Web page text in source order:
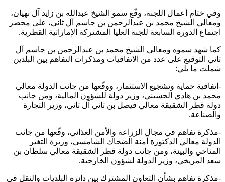
وفي ختام أعمال اللجنة، وقّع سمو الشيخ عبدالله بن زايد آل نهيان،
ومعالي الشيخ محمد بن عبدالرحمن بن جاسم آل ثاني، على محضر
اجتماع الدورة السابعة للجنة العليا المشتركة الإماراتية القطرية.
كما شهد سموه ومعالي الشيخ محمد بن عبدالرحمن بن جاسم آل
ثاني التوقيع على عدد من الاتفاقيات ومذكرات التفاهم بين البلدين
شملت ما يلي:
-اتفاقية حماية وتشجيع الاستثمار، ووقّعها من جانب الدولة معالي
محمد بن هادي الحسيني، وزير دولة للشؤون المالية، ومن جانب
دولة قطر الشقيقة معالي فيصل بن ثاني آل ثاني، وزير التجارة
والصناعة.
-مذكرة تفاهم في مجال الزراعة والأمن الغذائي، وقّعها من جانب
الدولة معالي الدكتورة آمنة الضحاك الشامسي، وزيرة التغير
المناخي والبيئة، ومن جانب دولة قطر الشقيقة معالي سلطان بن
سعد المريخي، وزير الدولة لشؤون الخارجية.
-مذكرة تفاهم بشأن التعاون المشترك بين دائرة البلديات والنقل في